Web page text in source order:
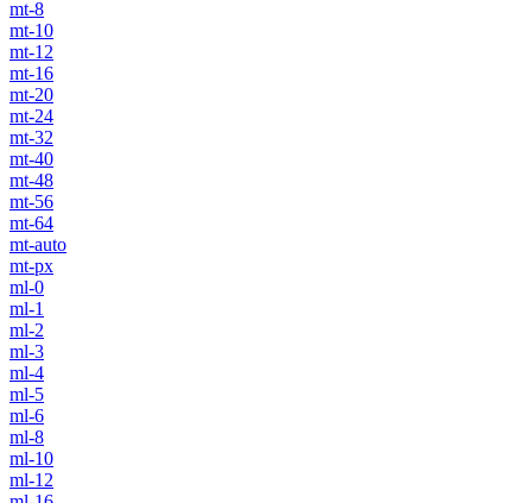
mt-8
mt-10
mt-12
mt-16
mt-20
mt-24
mt-32
mt-40
mt-48
mt-56
mt-64
mt-auto
mt-px
ml-0
ml-1
ml-2
ml-3
ml-4
ml-5
ml-6
ml-8
ml-10
ml-12